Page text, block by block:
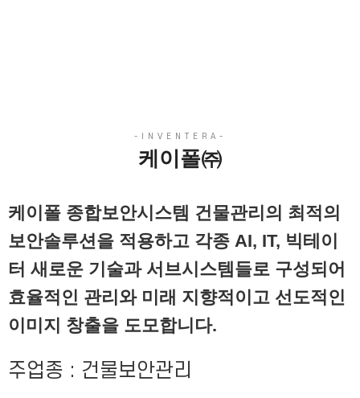
케이폴㈜
케이폴 종합보안시스템 건물관리의 최적의
보안솔루션을 적용하고 각종 AI, IT, 빅테이
터 새로운 기술과 서브시스템들로 구성되어
효율적인 관리와 미래 지향적이고 선도적인
이미지 창출을 도모합니다.
주업종 : 건물보안관리